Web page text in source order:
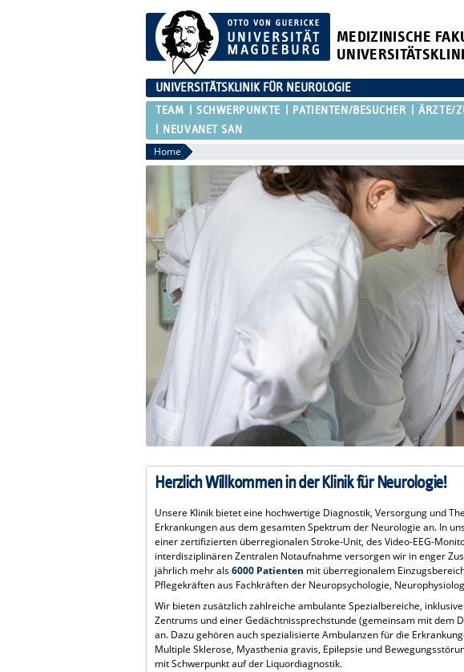
MEDIZINISCHE
UNIVERSITÄTSKLINIK FÜR NEUROLOGIE
TEAM SCHWERPUNKTE PATIENTEN/BESUCHER ÄRZTE/
NEUVANET SAN
Home
Herzlich Willkommen in der Klinik für Neurologie!
Unsere Klinik bietet eine hochwertige Diagnostik, Versorgung und
Erkrankungen aus dem gesamten Spektrum der Neurologie an. In
einer zertifizierten überregionalen Stroke-Unit, des Video-EEG-
interdisziplinären Zentralen Notaufnahme versorgen wir in enger
jährlich mehr als6000 Patienten mit überregionalem
Pflegekräften aus Fachkräften der Neuropsychologie,
Wir bieten zusätzlich zahlreiche ambulante Spezialbereiche,
Zentrums und einer Gedächtnissprechstunde (gemeinsam mit dem
an. Dazu gehören auch spezialisierte Ambulanzen für die
Multiple Sklerose, Myasthenia gravis, Epilepsie und
mit Schwerpunkt auf der Liquordiagnostik.